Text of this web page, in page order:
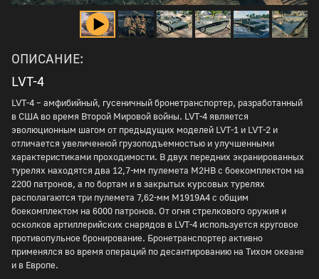
ОПИСАНИЕ:
LVT-4
LVT-4 – амфибийный, гусеничный бронетранспортер, разработанный
в США во время Второй Мировой войны. LVT-4 является
эволюционным шагом от предыдущих моделей LVT-1 и LVT-2 и
отличается увеличенной грузоподъемностью и улучшенными
характеристиками проходимости. В двух передних экранированных
турелях находятся два 12,7-мм пулемета M2HB с боекомплектом на
2200 патронов, а по бортам и в закрытых курсовых турелях
располагаются три пулемета 7,62-мм M1919A4 с общим
боекомплектом на 6000 патронов. От огня стрелкового оружия и
осколков артиллерийских снарядов в LVT-4 используется круговое
противопульное бронирование. Бронетранспортер активно
применялся во время операций по десантированию на Тихом океане
и в Европе.